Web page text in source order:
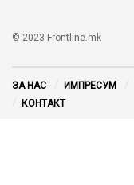
© 2023 Frontline.mk
ЗА НАС ИМПРЕСУМ
КОНТАКТ